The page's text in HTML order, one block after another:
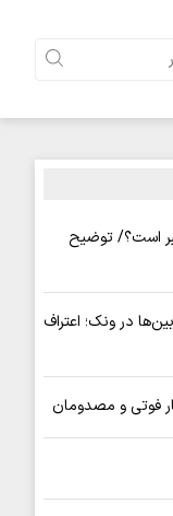
است؟/ توضیح
در ونک؛ اعتراف
فوتی و مصدومان